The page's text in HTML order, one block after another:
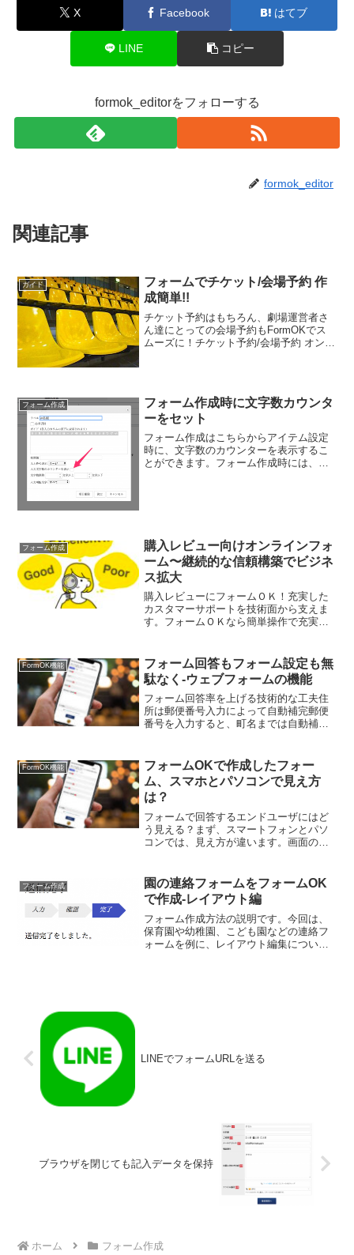
X Facebook はてブ
LINE コピー
formok_editorをフォローする
formok_editor
関連記事
ガイド
フォームでチケット/会場予約 作
成簡単!!
チケット予約はもちろん、劇場運営者さ
ん達にとっての会場予約もFormOKでス
ムーズに！チケット予約/会場予約 オンラ
フォーム作成
フォーム作成時に文字数カウンタ
ーをセット
フォーム作成はこちらからアイテム設定
時に、文字数のカウンターを表示するこ
とができます。フォーム作成時には、ア
フォーム作成
購入レビュー向けオンラインフォ
ーム〜継続的な信頼構築でビジネ
ス拡大
購入レビューにフォームＯＫ！充実した
カスタマーサポートを技術面から支えま
す。フォームＯＫなら簡単操作で充実の
のQRコード、顧客ページや配信リスト
で、個別対応もメルマガ配信もすぐでき
る！！
FormOK機能
フォーム回答もフォーム設定も無
駄なく-ウェブフォームの機能
フォーム回答率を上げる技術的な工夫住
所は郵便番号入力によって自動補完郵便
番号を入力すると、町名までは自動補完
ほぼ網羅されます。入力の手間が省ける
のはもちろんのこと、漢字...
FormOK機能
フォームOKで作成したフォー
ム、スマホとパソコンで見え方
は？
フォームで回答するエンドユーザにはど
う見える？まず、スマートフォンとパソ
コンでは、見え方が違います。画面のサ
決定して表示します。フォームOKのフォ
ームは、レスポンシブデ...
フォーム作成
園の連絡フォームをフォームOK
で作成-レイアウト編
フォーム作成方法の説明です。今回は、
保育園や幼稚園、こども園などの連絡フ
ォームを例に、レイアウト編集について
LINEでフォームURLを送る
ブラウザを閉じても記入データを保持
ホーム フォーム作成